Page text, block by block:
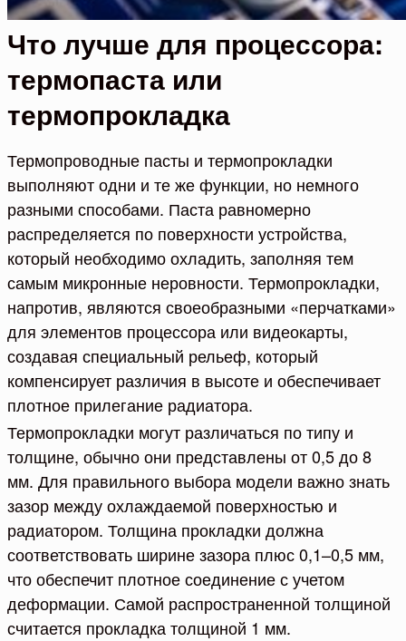
Что лучше для процессора:
термопаста или
термопрокладка
Термопроводные пасты и термопрокладки
выполняют одни и те же функции, но немного
разными способами. Паста равномерно
распределяется по поверхности устройства,
который необходимо охладить, заполняя тем
самым микронные неровности. Термопрокладки,
напротив, являются своеобразными «перчатками»
для элементов процессора или видеокарты,
создавая специальный рельеф, который
компенсирует различия в высоте и обеспечивает
плотное прилегание радиатора.
Термопрокладки могут различаться по типу и
толщине, обычно они представлены от 0,5 до 8
мм. Для правильного выбора модели важно знать
зазор между охлаждаемой поверхностью и
радиатором. Толщина прокладки должна
соответствовать ширине зазора плюс 0,1–0,5 мм,
что обеспечит плотное соединение с учетом
деформации. Самой распространенной толщиной
считается прокладка толщиной 1 мм.